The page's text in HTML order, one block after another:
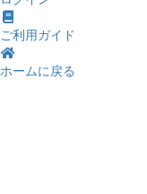
ご利用ガイド
ホームに戻る